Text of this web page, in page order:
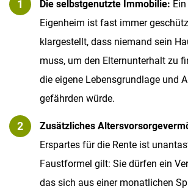
Selbstbehalt liegt, künftig mehr
behalten – der BGH hält es für
ihnen etwa 70 % dieses
belassen (früher waren es meist
Die selbstgenutzte Immobilie:
Eigenheim ist fast immer
klargestellt, dass niemand sein
muss, um den Elternunterhalt zu
die eigene Lebensgrundlage und
gefährden würde.
Zusätzliches
Erspartes für die Rente ist
Faustformel gilt: Sie dürfen ein
das sich aus einer monatlichen